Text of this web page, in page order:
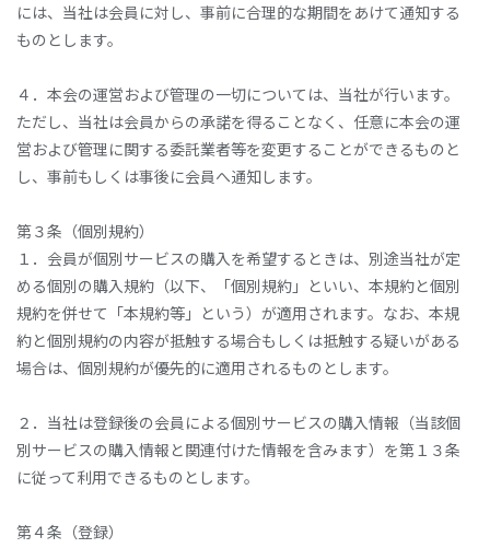
には、当社は会員に対し、事前に合理的な期間をあけて通知する
ものとします。
４．本会の運営および管理の一切については、当社が行います。
ただし、当社は会員からの承諾を得ることなく、任意に本会の運
営および管理に関する委託業者等を変更することができるものと
し、事前もしくは事後に会員へ通知します。
第３条（個別規約）
１．会員が個別サービスの購入を希望するときは、別途当社が定
める個別の購入規約（以下、「個別規約」といい、本規約と個別
規約を併せて「本規約等」という）が適用されます。なお、本規
約と個別規約の内容が抵触する場合もしくは抵触する疑いがある
場合は、個別規約が優先的に適用されるものとします。
２．当社は登録後の会員による個別サービスの購入情報（当該個
別サービスの購入情報と関連付けた情報を含みます）を第１３条
に従って利用できるものとします。
第４条（登録）